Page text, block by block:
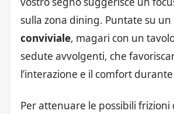
sulla zona dining. Puntate su un
conviviale, magari con un
sedute avvolgenti, che
l’interazione e il comfort
Per attenuare le possibili frizioni